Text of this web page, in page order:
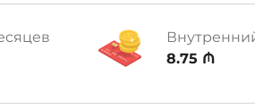
8.75 ₼